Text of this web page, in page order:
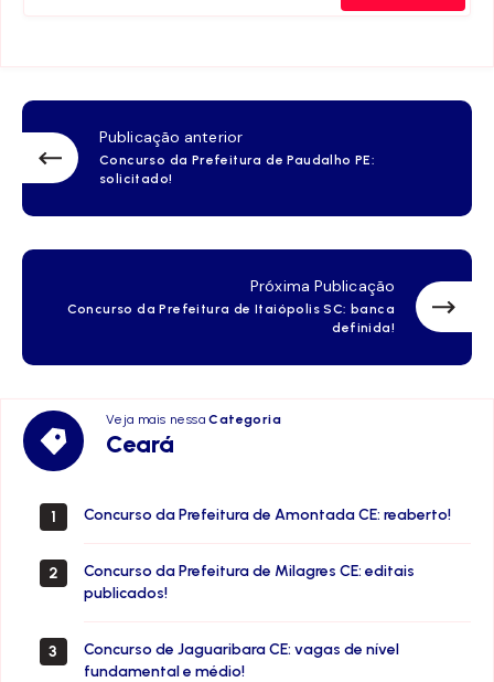
Publicação anterior
Concurso da Prefeitura de Paudalho PE:
solicitado!
Próxima Publicação
Concurso da Prefeitura de Itaiópolis SC: banca
definida!
Veja mais nessaCategoria
Ceará
Ceará
1 Concurso da Prefeitura de Amontada CE: reaberto!
2
Concurso da Prefeitura de Milagres CE: editais
publicados!
3
Concurso de Jaguaribara CE: vagas de nível
fundamental e médio!